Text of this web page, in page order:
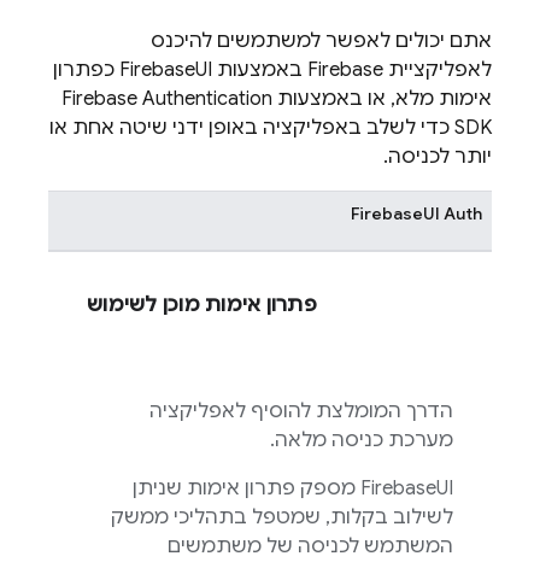
אתם יכולים לאפשר למשתמשים להיכנס
לאפליקציית Firebaseבאמצעות FirebaseUIכפתרון
אימות מלא, או באמצעות Firebase Authentication
SDK כדי לשלב באפליקציה באופן ידני שיטה אחת או
יותר לכניסה.
FirebaseUI Auth
פתרון אימות מוכן לשימוש
הדרך המומלצת להוסיף לאפליקציה
מערכת כניסה מלאה.
FirebaseUIמספק פתרון אימות שניתן
לשילוב בקלות, שמטפל בתהליכי ממשק
המשתמש לכניסה של משתמשים